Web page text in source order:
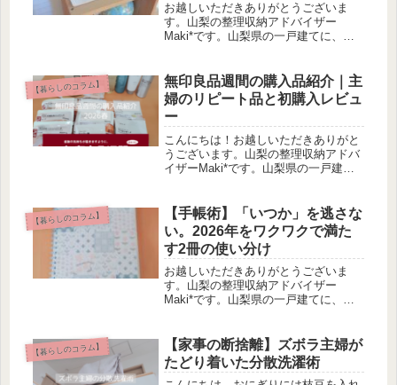
お越しいただきありがとうございま
す。山梨の整理収納アドバイザー
Maki*です。山梨県の一戸建てに、夫
して、これまでに20件ほどの片付けサ
ポートを経験。「心・モノ・お金を整
え...
【暮らしのコラム】
無印良品週間の購入品紹介｜主
婦のリピート品と初購入レビュ
ー
こんにちは！お越しいただきありがと
うございます。山梨の整理収納アドバ
イザーMaki*です。山梨県の一戸建て
１級として、片付けサポートを行って
います。「心・モノ・お金を整える...
【暮らしのコラム】
【手帳術】「いつか」を逃さな
い。2026年をワクワクで満た
す2冊の使い分け
お越しいただきありがとうございま
す。山梨の整理収納アドバイザー
Maki*です。山梨県の一戸建てに、夫
して、これまでに20件ほどの片付けサ
ポートを経験。「心・モノ・お金を整
え...
【暮らしのコラム】
【家事の断捨離】ズボラ主婦が
たどり着いた分散洗濯術